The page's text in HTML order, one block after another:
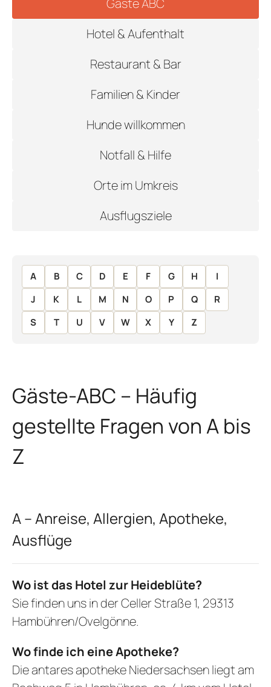
Gäste ABC
Hotel & Aufenthalt
Restaurant & Bar
Familien & Kinder
Hunde willkommen
Notfall & Hilfe
Orte im Umkreis
Ausflugsziele
A B C D E F G H
I
J
K L M N O P Q
R
S
T U V W X Y Z
Gäste-ABC – Häufig
gestellte Fragen von A bis
Z
A – Anreise, Allergien, Apotheke,
Ausflüge
Wo ist das Hotel zur Heideblüte?
Sie finden uns in der Celler Straße 1, 29313
Hambühren/Ovelgönne.
Wo finde ich eine Apotheke?
Die antares apotheke Niedersachsen liegt am